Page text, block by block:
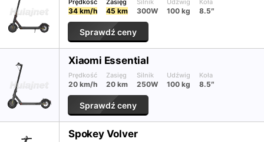
Prędkość
34 km/h
Zasięg
45 km
Silnik
300W
Udźwig
100 kg
Koła
8.5″
Sprawdź ceny
Xiaomi Essential
Prędkość
20 km/h
Zasięg
20 km
Silnik
250W
Udźwig
100 kg
Koła
8.5″
Sprawdź ceny
Spokey Volver